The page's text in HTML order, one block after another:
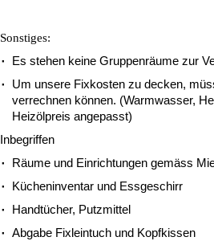
Sonstiges:
Es stehen keine Gruppenräume zur
Um unsere Fixkosten zu decken,
verrechnen können. (Warmwasser,
Heizölpreis angepasst)
Inbegriffen
Räume und Einrichtungen gemäss
Kücheninventar und Essgeschirr
Handtücher, Putzmittel
Abgabe Fixleintuch und Kopfkissen